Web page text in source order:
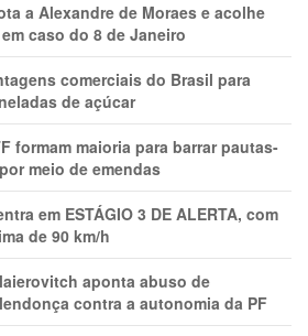
a Alexandre de Moraes e acolhe
caso do 8 de Janeiro
comerciais do Brasil para
de açúcar
formam maioria para barrar pautas-
meio de emendas
em ESTÁGIO 3 DE ALERTA, com
de 90 km/h
aponta abuso de
contra a autonomia da PF